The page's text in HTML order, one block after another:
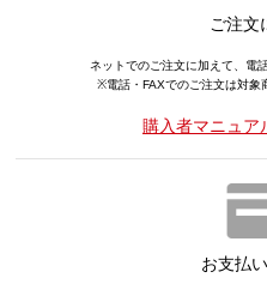
ご注文
ネットでのご注文に加えて、電
※電話・FAXでのご注文は対象
購入者マニュア
お支払